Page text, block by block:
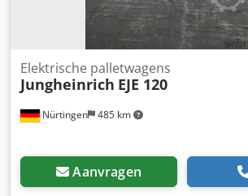
Nürtingen 485 km
Elektrische palletwagens
Jungheinrich EJE 120
Aanvragen